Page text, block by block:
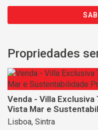
Propriedades
Venda - Villa
Vista Mar e
Lisboa, Sintra